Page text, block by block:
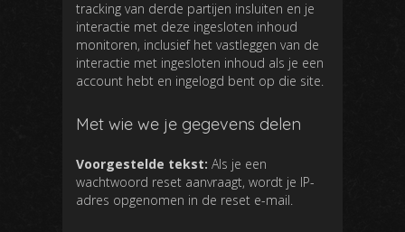
tracking van derde partijen insluiten en je
interactie met deze ingesloten inhoud
monitoren, inclusief het vastleggen van de
interactie met ingesloten inhoud als je een
account hebt en ingelogd bent op die site.
Met wie we je gegevens delen
Voorgestelde tekst: Als je een
wachtwoord reset aanvraagt, wordt je IP-
adres opgenomen in de reset e-mail.